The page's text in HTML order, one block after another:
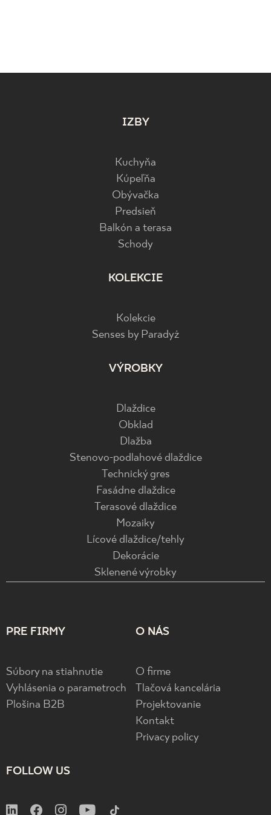
IZBY
Kuchyňa
Kúpeľňa
Obývačka
Predsieň
Balkón a terasa
Schody
KOLEKCIE
Kolekcie
Senses by Paradyż
VÝROBKY
Dlaždice
Obklad
Dlažba
Stenovo-podlahové dlaždice
Technický gres
Fasádne dlaždice
Terasové dlaždice
Mozaiky
Lícové dlaždice/tehly
Dekorácie
Sklenené výrobky
PRE FIRMY
Súbory na stiahnutie
Vyhlásenia o parametroch
Plošina B2B
O NÁS
O firme
Tlačová kancelária
Projektovanie
Kontakt
Privacy policy
FOLLOW US